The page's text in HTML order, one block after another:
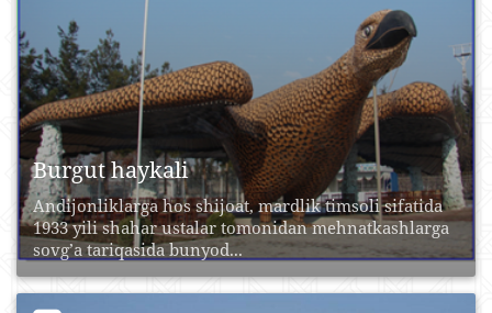
Burgut haykali
Andijonliklarga hos shijoat, mardlik timsoli sifatida
1933 yili shahar ustalar tomonidan mehnatkashlarga
sovg’a tariqasida bunyod...